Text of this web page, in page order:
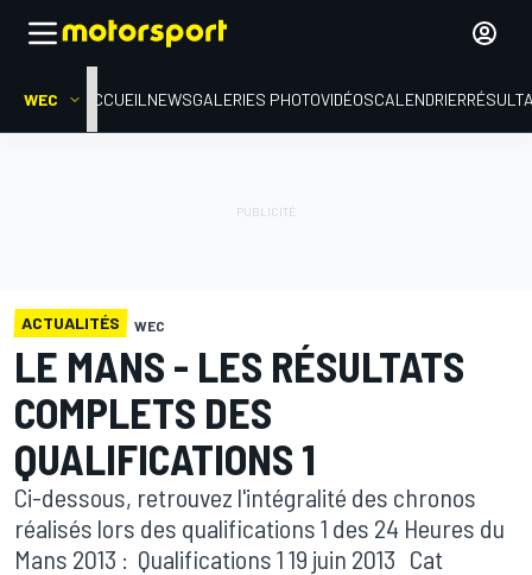
WEC ACCUEIL NEWSGALERIES PHOTOVIDÉOSCALENDRIER
ACTUALITÉS WEC
LE MANS - LES RÉSULTATS
COMPLETS DES
QUALIFICATIONS 1
Ci-dessous, retrouvez l'intégralité des chronos
réalisés lors des qualifications 1 des 24 Heures du
Mans 2013 : Qualifications 1 19 juin 2013 Cat